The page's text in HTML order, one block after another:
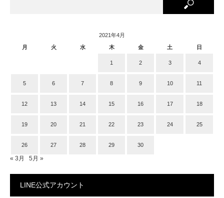
2021年4月
月
火 水 木 金 土 日
1 2 3 4
5 6 7 8 9 10 11
12 13 14 15 16 17 18
19 20 21 22 23 24 25
26 27 28 29 30
« 3月 5月 »
LINE公式アカウント